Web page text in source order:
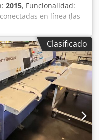
2015, Funcionalidad:
en línea (las
1. Máquina de
FZR-21 2.
12R 3. Mesa elevadora
de la chapa Longitud
veta) 350 - 2100 mm
50 - 500 mm
mm Datos de potencia
de máquina 30
producción 17 - 20
básica) Potencia
6 bar Consumo de
Clasificado